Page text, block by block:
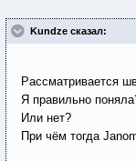
Kundze сказал:
Рассматривается
Я правильно
Или нет?
При чём тогда